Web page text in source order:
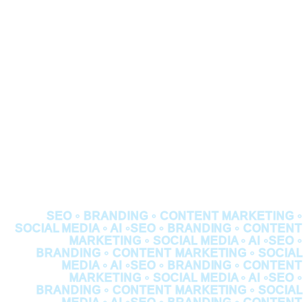
SEO • BRANDING • CONTENT MARKETING •
SOCIAL MEDIA • AI •SEO • BRANDING • CONTENT
MARKETING • SOCIAL MEDIA • AI •SEO •
BRANDING • CONTENT MARKETING • SOCIAL
MEDIA • AI •SEO • BRANDING • CONTENT
MARKETING • SOCIAL MEDIA • AI •SEO •
BRANDING • CONTENT MARKETING • SOCIAL